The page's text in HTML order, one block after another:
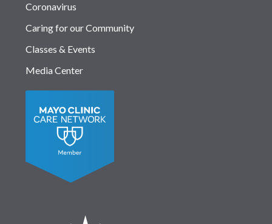
Coronavirus
Caring for our Community
Classes & Events
Media Center